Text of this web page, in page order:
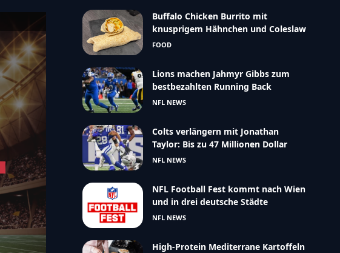
Buffalo Chicken Burrito mit
knusprigem Hähnchen und Coleslaw
FOOD
Lions machen Jahmyr Gibbs zum
bestbezahlten Running Back
NFL NEWS
Colts verlängern mit Jonathan
Taylor: Bis zu 47 Millionen Dollar
NFL NEWS
NFL Football Fest kommt nach Wien
und in drei deutsche Städte
NFL NEWS
High-Protein Mediterrane Kartoffeln